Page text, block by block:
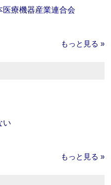
療機器産業連合会
もっと見る »
い
もっと見る »